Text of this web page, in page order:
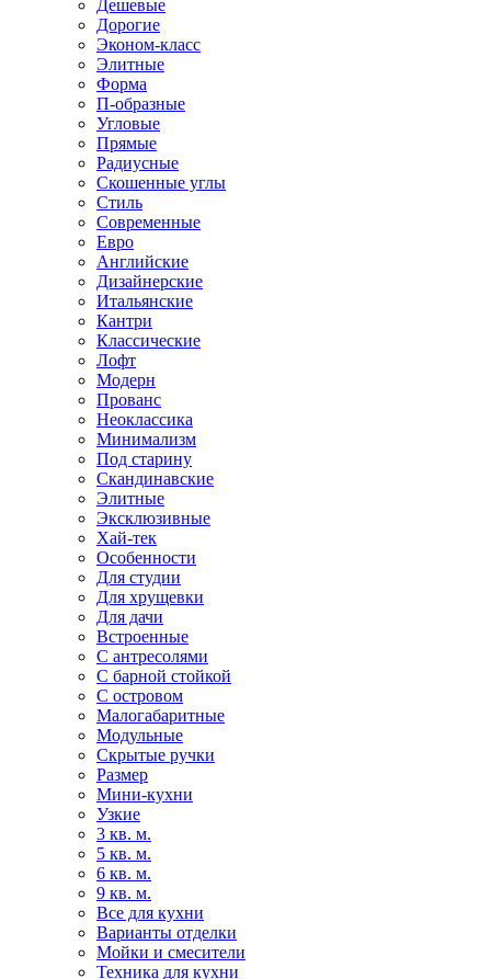
Дешевые
Дорогие
Эконом-класс
Элитные
Форма
П-образные
Угловые
Прямые
Радиусные
Скошенные углы
Стиль
Современные
Евро
Английские
Дизайнерские
Итальянские
Кантри
Классические
Лофт
Модерн
Прованс
Неоклассика
Минимализм
Под старину
Скандинавские
Элитные
Эксклюзивные
Хай-тек
Особенности
Для студии
Для хрущевки
Для дачи
Встроенные
С антресолями
С барной стойкой
С островом
Малогабаритные
Модульные
Скрытые ручки
Размер
Мини-кухни
Узкие
3 кв. м.
5 кв. м.
6 кв. м.
9 кв. м.
Все для кухни
Варианты отделки
Мойки и смесители
Техника для кухни